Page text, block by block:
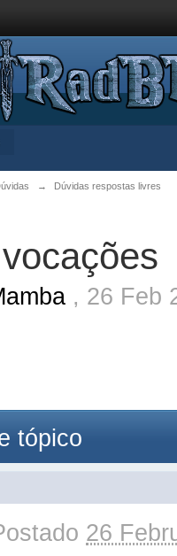
→ Dúvidas respostas livres
, 26 Feb
tópico
26